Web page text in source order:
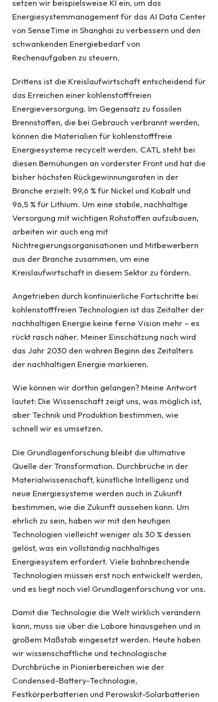
setzen wir beispielsweise KI ein, um das
Energiesystemmanagement für das AI Data Center
von SenseTime in Shanghai zu verbessern und den
schwankenden Energiebedarf von
Rechenaufgaben zu steuern.
Drittens ist die Kreislaufwirtschaft entscheidend für
das Erreichen einer kohlenstofffreien
Energieversorgung. Im Gegensatz zu fossilen
Brennstoffen, die bei Gebrauch verbrannt werden,
können die Materialien für kohlenstofffreie
Energiesysteme recycelt werden. CATL steht bei
diesen Bemühungen an vorderster Front und hat die
bisher höchsten Rückgewinnungsraten in der
Branche erzielt: 99,6 % für Nickel und Kobalt und
96,5 % für Lithium. Um eine stabile, nachhaltige
Versorgung mit wichtigen Rohstoffen aufzubauen,
arbeiten wir auch eng mit
Nichtregierungsorganisationen und Mitbewerbern
aus der Branche zusammen, um eine
Kreislaufwirtschaft in diesem Sektor zu fördern.
Angetrieben durch kontinuierliche Fortschritte bei
kohlenstofffreien Technologien ist das Zeitalter der
nachhaltigen Energie keine ferne Vision mehr – es
rückt rasch näher. Meiner Einschätzung nach wird
das Jahr 2030 den wahren Beginn des Zeitalters
der nachhaltigen Energie markieren.
Wie können wir dorthin gelangen? Meine Antwort
lautet: Die Wissenschaft zeigt uns, was möglich ist,
aber Technik und Produktion bestimmen, wie
schnell wir es umsetzen.
Die Grundlagenforschung bleibt die ultimative
Quelle der Transformation. Durchbrüche in der
Materialwissenschaft, künstliche Intelligenz und
neue Energiesysteme werden auch in Zukunft
bestimmen, wie die Zukunft aussehen kann. Um
ehrlich zu sein, haben wir mit den heutigen
Technologien vielleicht weniger als 30 % dessen
gelöst, was ein vollständig nachhaltiges
Energiesystem erfordert. Viele bahnbrechende
Technologien müssen erst noch entwickelt werden,
und es liegt noch viel Grundlagenforschung vor uns.
Damit die Technologie die Welt wirklich verändern
kann, muss sie über die Labore hinausgehen und in
großem Maßstab eingesetzt werden. Heute haben
wir wissenschaftliche und technologische
Durchbrüche in Pionierbereichen wie der
Condensed-Battery-Technologie,
Festkörperbatterien und Perowskit-Solarbatterien